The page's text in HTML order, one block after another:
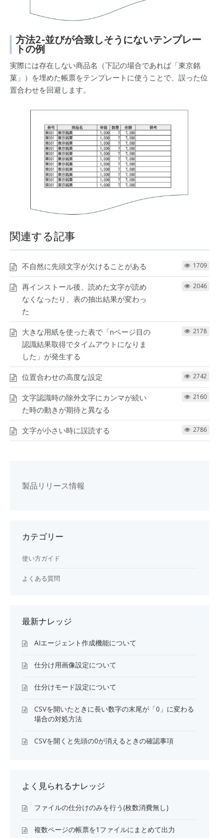
方法2-並びが合致しそうにないテンプレー
トの例
実際には存在しない商品名（下記の場合であれば「東京銘
菓」）を埋めた帳票をテンプレートに使うことで、誤った位
置合わせを回避します。
関連する記事
不自然に先頭文字が欠けることがある 1709
再インストール後、読めた文字が読め
なくなったり、表の抽出結果が変わっ
た
2046
大きな用紙を使った表で「nページ目の
認識結果取得でタイムアウトになりま
した」が発生する
2178
位置合わせの高度な設定 2742
文字認識時の除外文字にカンマが続い
た時の動きが期待と異なる
2160
文字が小さい時に誤読する 2786
製品リリース情報
カテゴリー
使い方ガイド
よくある質問
最新ナレッジ
AIエージェント作成機能について
仕分け用画像設定について
仕分けモード設定について
CSVを開いたときに長い数字の末尾が「0」に変わる
場合の対処方法
CSVを開くと先頭の0が消えるときの確認事項
よく見られるナレッジ
ファイルの仕分けのみを行う(枚数消費無し)
複数ページの帳票を1ファイルにまとめて出力